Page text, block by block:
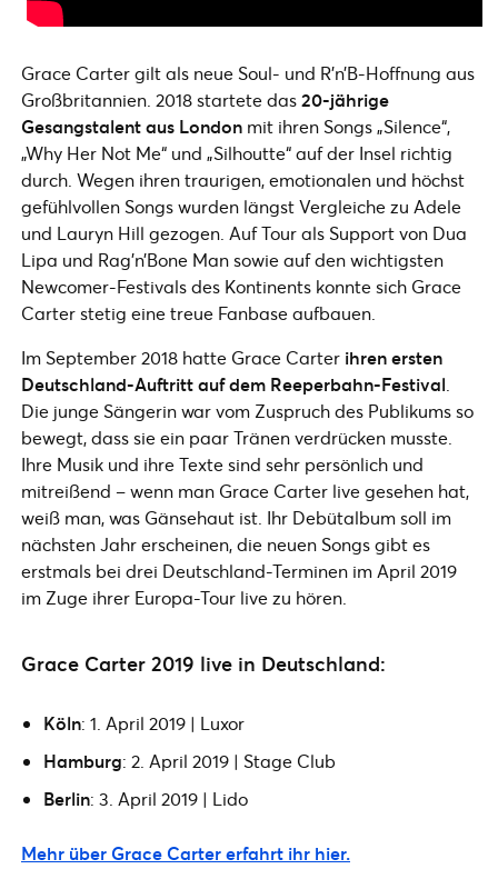
Grace Carter gilt als neue Soul- und R’n’B-Hoffnung aus
Großbritannien. 2018 startete das20-jährige
Gesangstalent aus London mit ihren Songs „Silence“,
„Why Her Not Me“ und „Silhoutte“ auf der Insel richtig
durch. Wegen ihren traurigen, emotionalen und höchst
gefühlvollen Songs wurden längst Vergleiche zu Adele
und Lauryn Hill gezogen. Auf Tour als Support von Dua
Lipa und Rag’n’Bone Man sowie auf den wichtigsten
Newcomer-Festivals des Kontinents konnte sich Grace
Carter stetig eine treue Fanbase aufbauen.
Im September 2018 hatte Grace Carter ihren ersten
Deutschland-Auftritt auf dem Reeperbahn-Festival
Die junge Sängerin war vom Zuspruch des Publikums so
bewegt, dass sie ein paar Tränen verdrücken musste.
Ihre Musik und ihre Texte sind sehr persönlich und
mitreißend – wenn man Grace Carter live gesehen hat,
weiß man, was Gänsehaut ist. Ihr Debütalbum soll im
nächsten Jahr erscheinen, die neuen Songs gibt es
erstmals bei drei Deutschland-Terminen im April 2019
im Zuge ihrer Europa-Tour live zu hören.
Grace Carter 2019 live in Deutschland:
Köln: 1. April 2019 | Luxor
Hamburg: 2. April 2019 | Stage Club
Berlin: 3. April 2019 | Lido
Mehr über Grace Carter erfahrt ihr hier.